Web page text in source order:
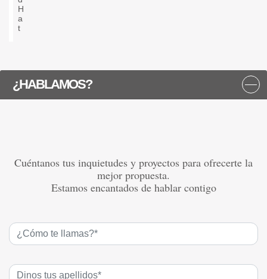
H
a
t
¿HABLAMOS?
Cuéntanos tus inquietudes y proyectos para ofrecerte la
mejor propuesta.
Estamos encantados de hablar contigo